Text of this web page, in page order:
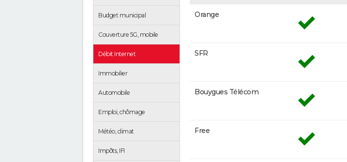
Budget municipal
Couverture 5G, mobile
Débit Internet
Immobilier
Automobile
Emploi, chômage
Météo, climat
Impôts, IFI
Orange
SFR
Bouygues Télécom
Free